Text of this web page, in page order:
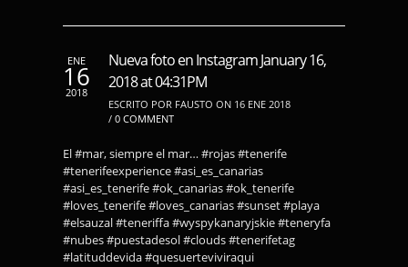
ENE
16
2018
Nueva foto en Instagram January 16,
2018 at 04:31PM
ESCRITO POR FAUSTO ON 16 ENE 2018
/ 0 COMMENT
El #mar, siempre el mar… #rojas #tenerife
#tenerifeexperience #asi_es_canarias
#asi_es_tenerife #ok_canarias #ok_tenerife
#loves_tenerife #loves_canarias #sunset #playa
#elsauzal #teneriffa #wyspykanaryjskie #teneryfa
#nubes #puestadesol #clouds #tenerifetag
#latituddevida #quesuerteviviraqui